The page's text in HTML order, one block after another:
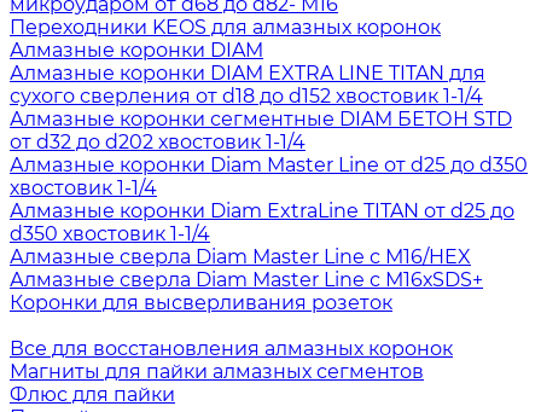
Переходники KEOS для алмазных коронок
Алмазные коронки DIAM
Алмазные коронки DIAM EXTRA LINE TITAN для
сухого сверления от d18 до d152 хвостовик 1-1/4
Алмазные коронки сегментные DIAM БЕТОН STD
от d32 до d202 хвостовик 1-1/4
Алмазные коронки Diam Master Line от d25 до d350
хвостовик 1-1/4
Алмазные коронки Diam ExtraLine ТITAN от d25 до
d350 хвостовик 1-1/4
Алмазные сверла Diam Master Line с М16/HEX
Алмазные сверла Diam Master Line с М16хSDS+
Коронки для высверливания розеток
Все для восстановления алмазных коронок
Магниты для пайки алмазных сегментов
Флюс для пайки